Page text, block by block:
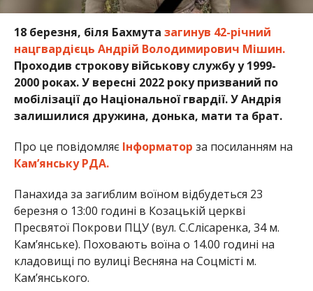
18 березня, біля Бахмута загинув 42-річний
нацгвардієць Андрій Володимирович Мішин.
Проходив строкову військову службу у 1999-
2000 роках. У вересні 2022 року призваний по
мобілізації до Національної гвардії. У Андрія
залишилися дружина, донька, мати та брат.
Про це повідомляє Інформатор за посиланням на
Кам’янську РДА.
Панахида за загиблим воїном відбудеться 23
березня о 13:00 годині в Козацькій церкві
Пресвятої Покрови ПЦУ (вул. С.Слісаренка, 34 м.
Кам’янське). Поховають воїна о 14.00 годині на
кладовищі по вулиці Весняна на Соцмісті м.
Кам’янського.